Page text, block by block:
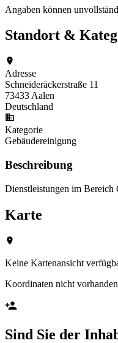
Angaben können
Standort &
Adresse
Schneideräckerstraße 11
73433 Aalen
Deutschland
Kategorie
Gebäudereinigung
Beschreibung
Dienstleistungen im Bereich
Karte
Keine Kartenansicht
Koordinaten nicht
Sind Sie der